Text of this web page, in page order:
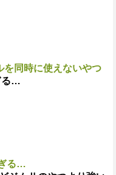
を同時に使えないやつ
る…
る…